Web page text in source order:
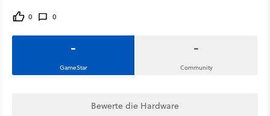
0 0
-
GameStar
-
Community
Bewerte die Hardware